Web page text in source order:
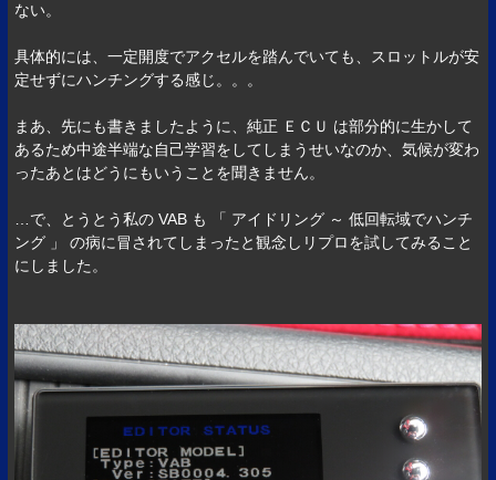
ない。
具体的には、一定開度でアクセルを踏んでいても、スロットルが安
定せずにハンチングする感じ。。。
まあ、先にも書きましたように、純正 ＥＣＵ は部分的に生かして
あるため中途半端な自己学習をしてしまうせいなのか、気候が変わ
ったあとはどうにもいうことを聞きません。
…で、とうとう私の VAB も 「 アイドリング ～ 低回転域でハンチ
ング 」 の病に冒されてしまったと観念しリプロを試してみること
にしました。